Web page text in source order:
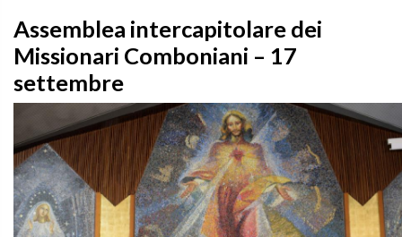
Assemblea intercapitolare dei
Missionari Comboniani – 17
settembre